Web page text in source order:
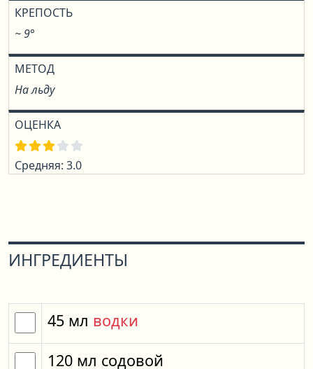
КРЕПОСТЬ
~ 9°
МЕТОД
На льду
ОЦЕНКА
Средняя: 3.0
ИНГРЕДИЕНТЫ
45 мл водки
120 мл содовой